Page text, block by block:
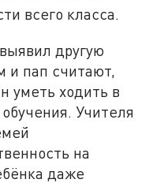
всего класса.
другую
и пап считают,
уметь ходить в
Учителя
на
даже